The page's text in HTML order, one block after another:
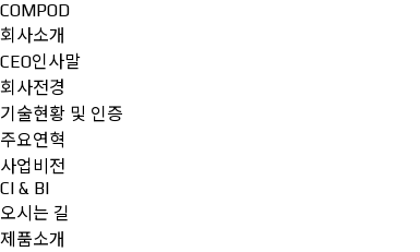
COMPOD
회사소개
CEO인사말
회사전경
기술현황 및 인증
주요연혁
사업비전
CI & BI
오시는 길
제품소개